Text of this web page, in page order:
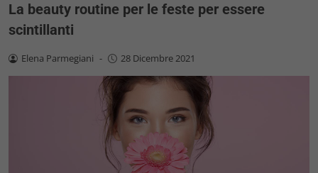
La beauty routine per le feste per essere
scintillanti
Elena Parmegiani - 28 Dicembre 2021